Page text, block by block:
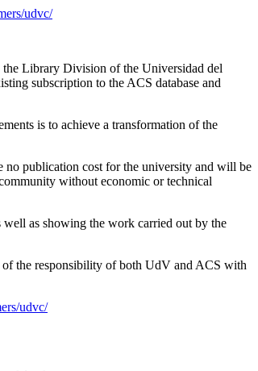
udvc/
the Library Division of the Universidad del
subscription to the ACS database and
is to achieve a transformation of the
no publication cost for the university and will be
without economic or technical
as showing the work carried out by the
of the responsibility of both UdV and ACS with
udvc/